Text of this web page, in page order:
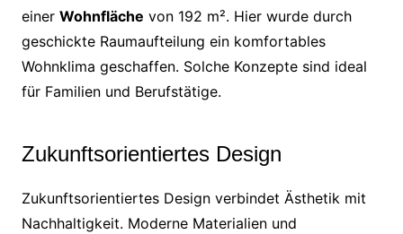
einer Wohnfläche von 192 m². Hier wurde durch
geschickte Raumaufteilung ein komfortables
Wohnklima geschaffen. Solche Konzepte sind ideal
für Familien und Berufstätige.
Zukunftsorientiertes Design
Zukunftsorientiertes Design verbindet Ästhetik mit
Nachhaltigkeit. Moderne Materialien und